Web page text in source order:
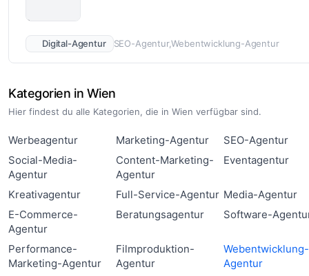
Digital-Agentur SEO-Agentur Webentwicklung-Agentur
Kategorien in Wien
Hier findest du alle Kategorien, die in Wien verfügbar sind.
Werbeagentur Marketing-Agentur
SEO-Agentur
Social-Media-
Agentur
Content-Marketing-
Agentur
Eventagentur
Kreativagentur Full-Service-Agentur Media-Agentur
E-Commerce-
Agentur
Beratungsagentur Software-
Performance-
Marketing-Agentur
Filmproduktion-
Agentur
Webentwicklung-
Agentur